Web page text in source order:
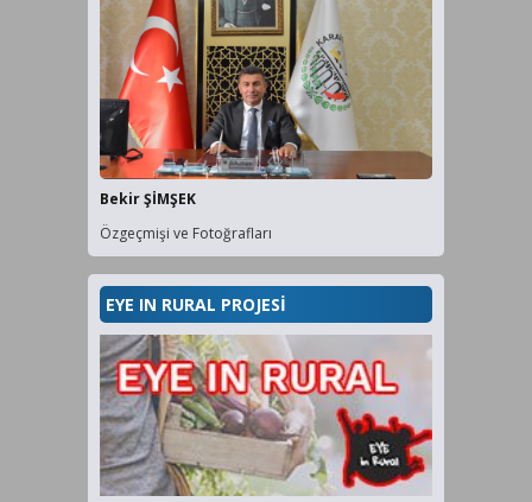
Bekir ŞİMŞEK
Özgeçmişi ve Fotoğrafları
EYE IN RURAL PROJESİ